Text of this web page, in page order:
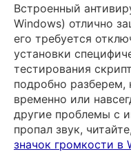
Встроенный
Windows) отлично
его требуется
установки
тестирования
подробно разберем,
временно или
другие проблемы с
пропал звук, читайте,
значок громкости в